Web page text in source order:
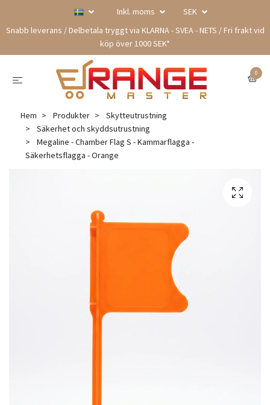
Inkl. moms
SEK
Snabb leverans / Delbetala tryggt via KLARNA - SVEA - NETS / Fri frakt vid
köp över 1000 SEK*
0
Hem Produkter
Skytteutrustning
Säkerhet och skyddsutrustning
Megaline - Chamber Flag S - Kammarflagga -
Säkerhetsflagga - Orange